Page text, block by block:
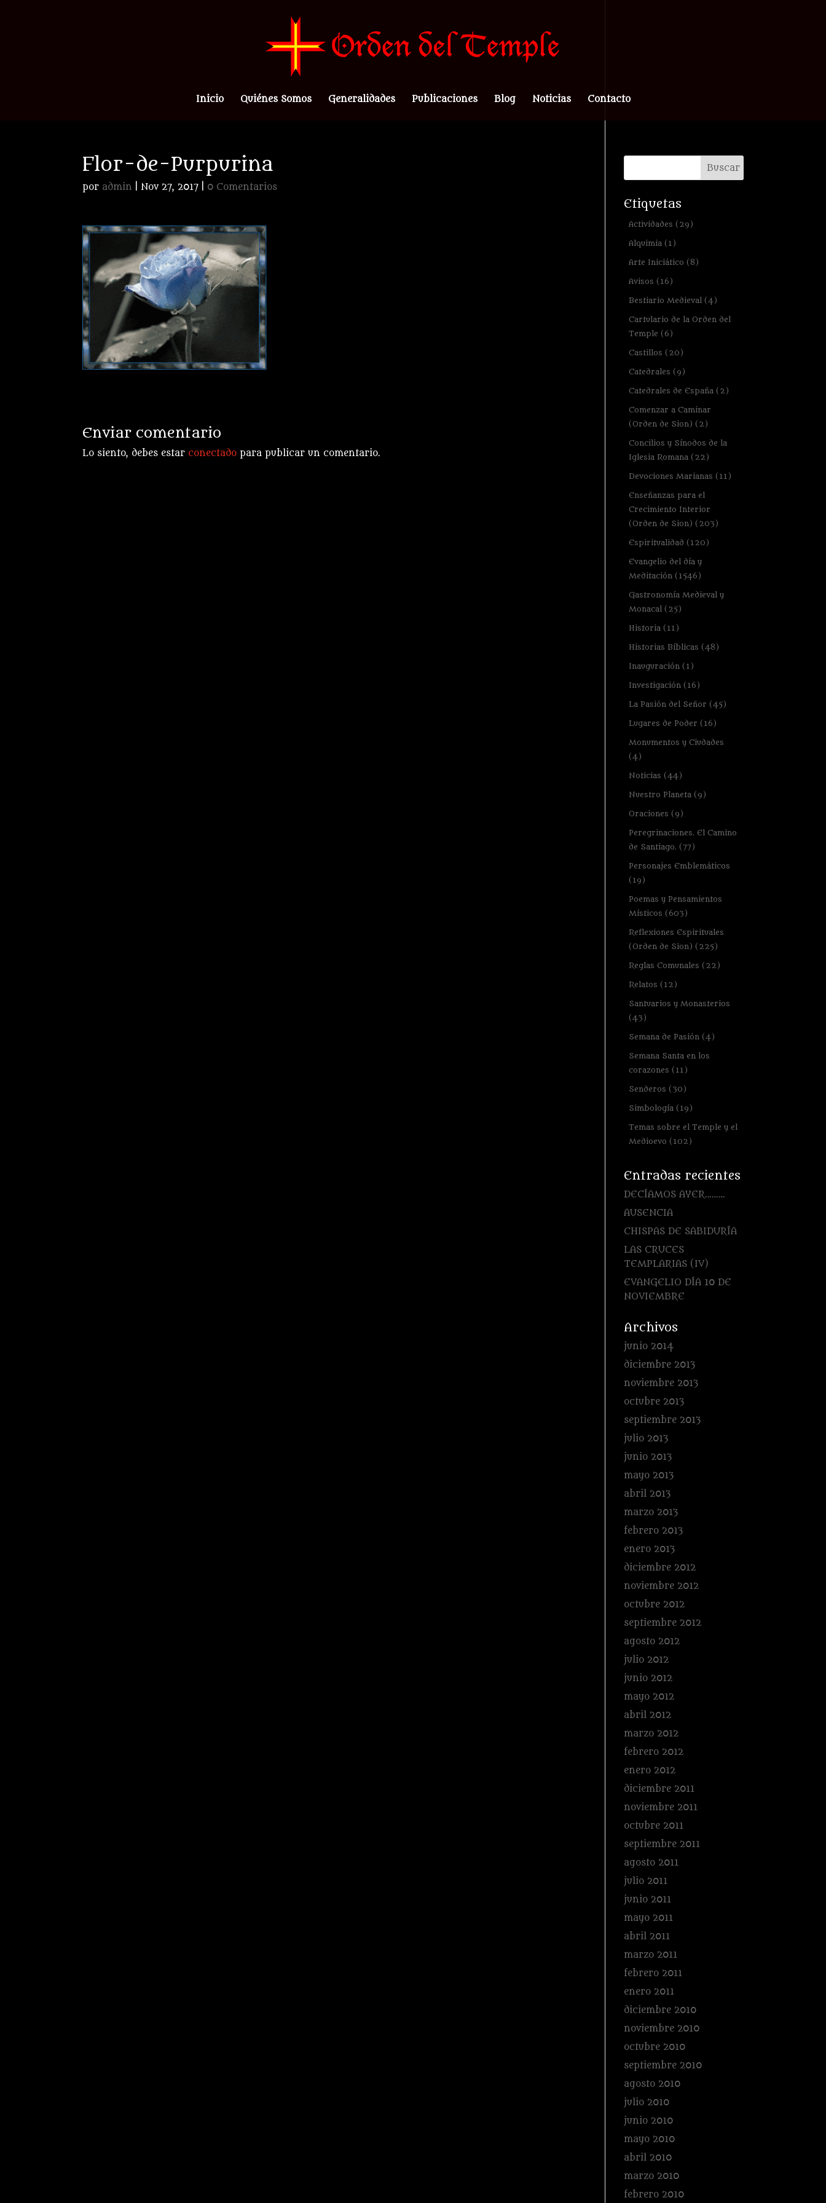
Inicio Quiénes Somos Generalidades Publicaciones Blog Noticias Contacto
Flor-de-Purpurina
por admin |Nov 27, 2017 0 Comentarios
Enviar comentario
Lo siento, debes estar conectado para publicar un comentario.
Etiquetas
Actividades (29)
Alquimia (1)
Arte Iniciático (8)
Avisos (16)
Bestiario Medieval (4)
Cartulario de la Orden del
Temple (6)
Castillos (20)
Catedrales (9)
Catedrales de España (2)
Comenzar a Caminar
(Orden de Sion) (2)
Concilios y Sínodos de la
Iglesia Romana (22)
Devociones Marianas (11)
Enseñanzas para el
Crecimiento Interior
(Orden de Sion) (203)
Espiritualidad (120)
Evangelio del día y
Meditación (1546)
Gastronomía Medieval y
Monacal (25)
Historia (11)
Historias Bíblicas (48)
Inauguración (1)
Investigación (16)
La Pasión del Señor (45)
Lugares de Poder (16)
Monumentos y Ciudades
(4)
Noticias (44)
Nuestro Planeta (9)
Oraciones (9)
Peregrinaciones. El Camino
de Santiago. (77)
Personajes Emblemáticos
(19)
Poemas y Pensamientos
Místicos (603)
Reflexiones Espirituales
(Orden de Sion) (225)
Reglas Comunales (22)
Relatos (12)
Santuarios y Monasterios
(43)
Semana de Pasión (4)
Semana Santa en los
corazones (11)
Senderos (30)
Simbología (19)
Temas sobre el Temple y el
Medioevo (102)
Entradas recientes
DECÍAMOS AYER………
AUSENCIA
CHISPAS DE SABIDURÍA
LAS CRUCES
TEMPLARIAS (IV)
EVANGELIO DÍA 10 DE
NOVIEMBRE
Archivos
junio 2014
diciembre 2013
noviembre 2013
octubre 2013
septiembre 2013
julio 2013
junio 2013
mayo 2013
abril 2013
marzo 2013
febrero 2013
enero 2013
diciembre 2012
noviembre 2012
octubre 2012
septiembre 2012
agosto 2012
julio 2012
junio 2012
mayo 2012
abril 2012
marzo 2012
febrero 2012
enero 2012
diciembre 2011
noviembre 2011
octubre 2011
septiembre 2011
agosto 2011
julio 2011
junio 2011
mayo 2011
abril 2011
marzo 2011
febrero 2011
enero 2011
diciembre 2010
noviembre 2010
octubre 2010
septiembre 2010
agosto 2010
julio 2010
junio 2010
mayo 2010
abril 2010
marzo 2010
febrero 2010